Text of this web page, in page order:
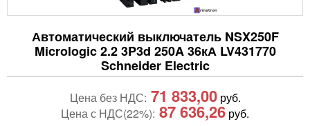
Автоматический выключатель NSX250F
Micrologic 2.2 3P3d 250A 36кА LV431770
Schneider Electric
Цена без НДС: 71 833,00руб.
Цена с НДС(22%): 87 636,26 руб.